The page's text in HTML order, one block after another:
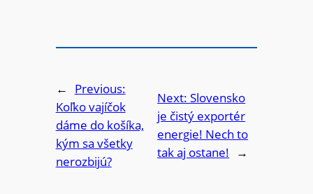
←
Previous:
Koľko vajíčok
dáme do košíka,
kým sa všetky
nerozbijú?
Next:Slovensko
je čistý exportér
energie! Nech to
tak aj ostane!
→